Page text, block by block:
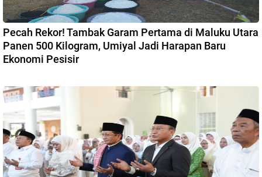
Pecah Rekor! Tambak Garam Pertama di Maluku Utara
Panen 500 Kilogram, Umiyal Jadi Harapan Baru
Ekonomi Pesisir